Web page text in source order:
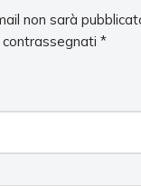
non sarà
*